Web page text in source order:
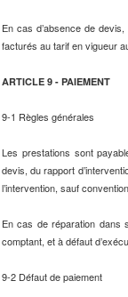
En cas d’absence de
facturés au tarif en vigueur
ARTICLE 9 - PAIEMENT
9-1 Règles générales
Les prestations sont
devis, du rapport
l’intervention, sauf
En cas de réparation dans
comptant, et à défaut
9-2 Défaut de paiement